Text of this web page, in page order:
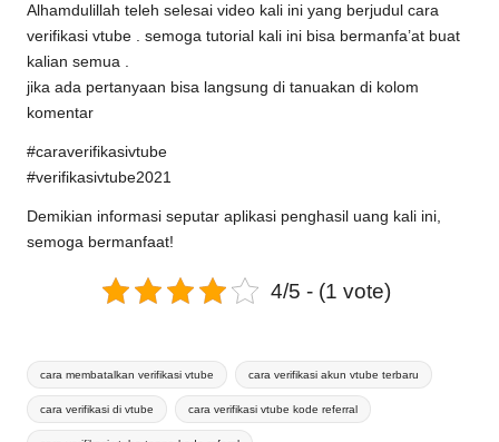
Alhamdulillah teleh selesai video kali ini yang berjudul cara
verifikasi vtube . semoga tutorial kali ini bisa bermanfa’at buat
kalian semua .
jika ada pertanyaan bisa langsung di tanuakan di kolom
komentar
#caraverifikasivtube
#verifikasivtube2021
Demikian informasi seputar aplikasi penghasil uang kali ini,
semoga bermanfaat!
4/5 - (1 vote)
Tags:
cara membatalkan verifikasi vtube cara verifikasi akun vtube terbaru
cara verifikasi di vtube cara verifikasi vtube kode referral